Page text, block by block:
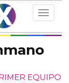
Toggle
EQUIPO